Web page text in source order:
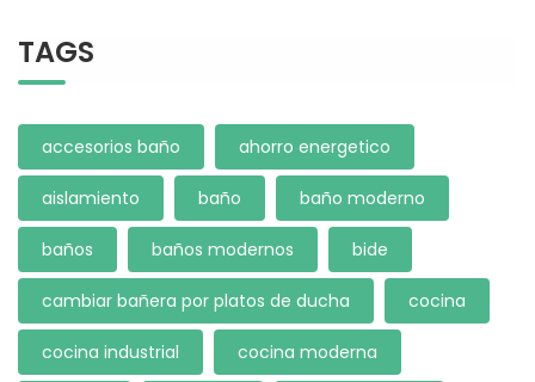
TAGS
accesorios baño ahorro energetico
aislamiento baño baño moderno
baños baños modernos bide
cambiar bañera por platos de ducha cocina
cocina industrial cocina moderna